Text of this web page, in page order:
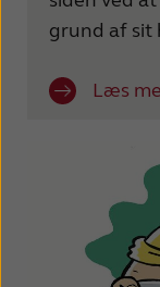
grund af sit
Læs